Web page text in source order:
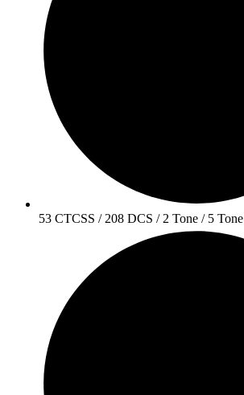
53 CTCSS / 208 DCS / 2 Tone / 5 Tone